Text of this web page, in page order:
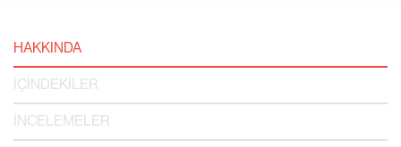
HAKKINDA
İÇİNDEKİLER
İNCELEMELER